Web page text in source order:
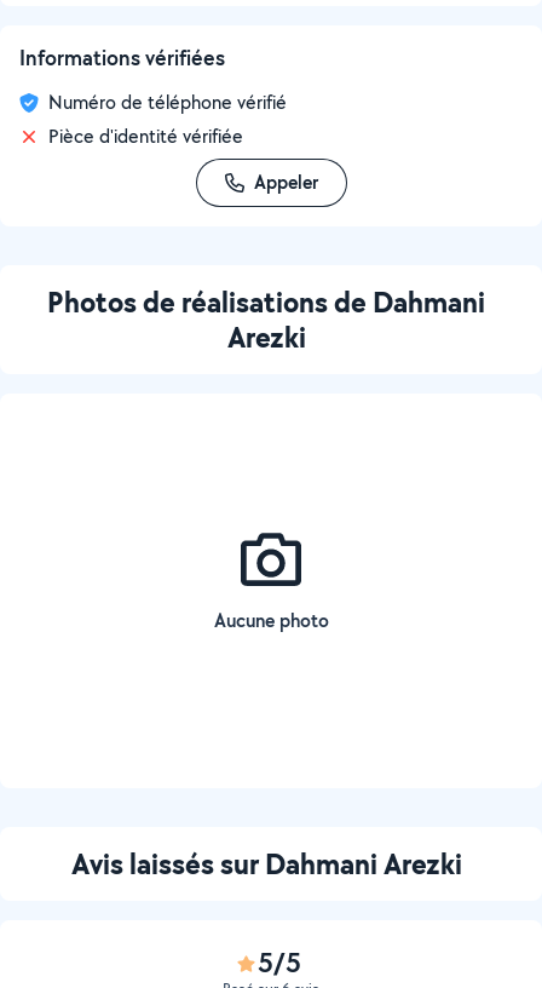
Informations vérifiées
Numéro de téléphone vérifié
Pièce d'identité vérifiée
Appeler
Photos de réalisations de Dahmani
Arezki
Aucune photo
Avis laissés sur Dahmani Arezki
5/5